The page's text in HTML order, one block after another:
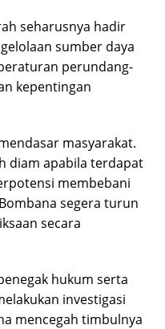
seharusnya hadir
sumber daya
perundang-
kepentingan
masyarakat.
diam apabila terdapat
membebani
segera turun
secara
hukum serta
investigasi
mencegah timbulnya